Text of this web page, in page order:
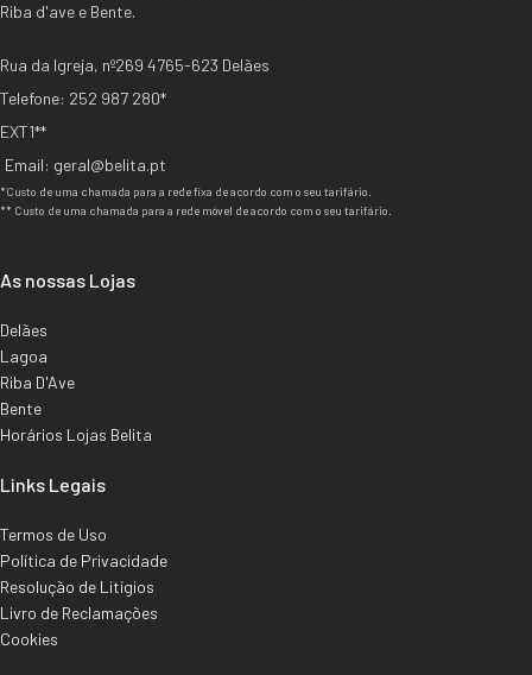
Riba d'ave e Bente.
Rua da Igreja, nº269 4765-623 Delães
Telefone: 252 987 280*
EXT1**
Email: geral@belita.pt
*Custo de uma chamada para a rede fixa de acordo com o seu tarifário.
** Custo de uma chamada para a rede móvel de acordo com o seu tarifário.
As nossas Lojas
Delães
Lagoa
Riba D'Ave
Bente
Horários Lojas Belita
Links Legais
Termos de Uso
Política de Privacidade
Resolução de Litígios
Livro de Reclamações
Cookies